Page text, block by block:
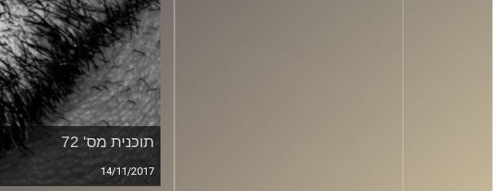
תוכנית מס' 72
14/11/2017